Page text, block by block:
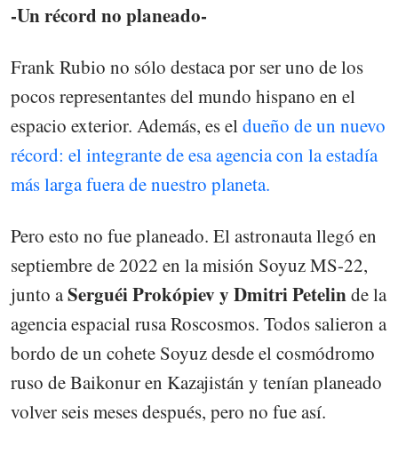
-Un récord no planeado-
Frank Rubio no sólo destaca por ser uno de los
pocos representantes del mundo hispano en el
espacio exterior. Además, es eldueño de un nuevo
récord: el integrante de esa agencia con la estadía
más larga fuera de nuestro planeta.
Pero esto no fue planeado. El astronauta llegó en
septiembre de 2022 en la misión Soyuz MS-22,
junto aSerguéi Prokópiev y Dmitri Petelinde la
agencia espacial rusa Roscosmos. Todos salieron a
bordo de un cohete Soyuz desde el cosmódromo
ruso de Baikonur en Kazajistán y tenían planeado
volver seis meses después, pero no fue así.